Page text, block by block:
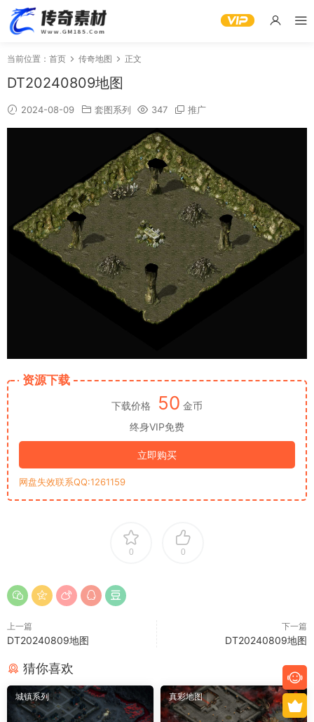
当前位置： 首页 传奇地图 正文
DT20240809地图
2024-08-09 套图系列 347 推广
资源下载
下载价格 50 金币
终身VIP免费
立即购买
网盘失效联系QQ:1261159
0 0
上一篇
DT20240809地图
下一篇
DT20240809地图
猜你喜欢
城镇系列 真彩地图